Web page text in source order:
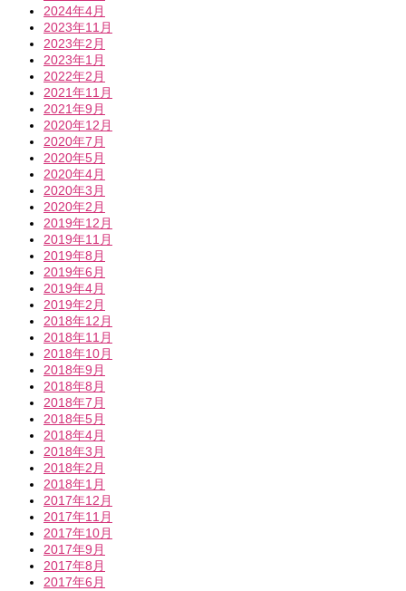
2024年4月
2023年11月
2023年2月
2023年1月
2022年2月
2021年11月
2021年9月
2020年12月
2020年7月
2020年5月
2020年4月
2020年3月
2020年2月
2019年12月
2019年11月
2019年8月
2019年6月
2019年4月
2019年2月
2018年12月
2018年11月
2018年10月
2018年9月
2018年8月
2018年7月
2018年5月
2018年4月
2018年3月
2018年2月
2018年1月
2017年12月
2017年11月
2017年10月
2017年9月
2017年8月
2017年6月